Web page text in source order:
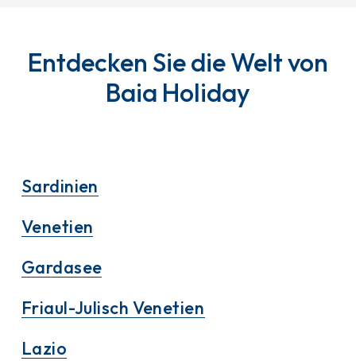
Entdecken Sie die Welt von
Baia Holiday
Sardinien
Venetien
Gardasee
Friaul-Julisch Venetien
Lazio